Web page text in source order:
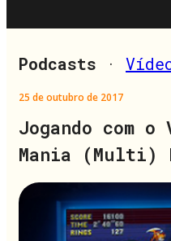
Podcasts ·
25 de outubro de 2017
Jogando com
Mania (Multi)